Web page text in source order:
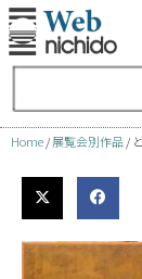
コ
テ
ン
ス
キ
ッ
Home/展覧会別作品 /